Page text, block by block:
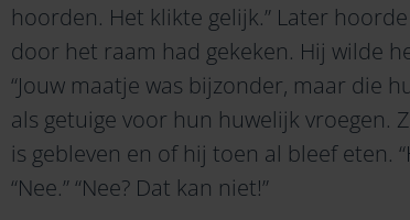
hoorden. Het klikte gelijk.” Later
door het raam had gekeken. Hij wilde
“Jouw maatje was bijzonder, maar die
als getuige voor hun huwelijk vroegen.
is gebleven en of hij toen al bleef eten.
“Nee.” “Nee? Dat kan niet!”